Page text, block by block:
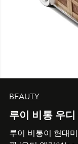
BEAUTY
루이 비통 우
루이 비통이 현대